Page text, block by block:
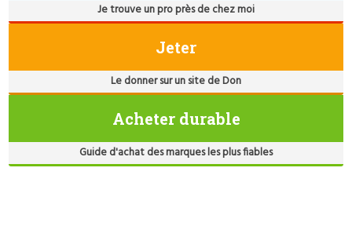
Je trouve un pro près de chez moi
Jeter
Le donner sur un site de Don
Acheter durable
Guide d'achat des marques les plus fiables